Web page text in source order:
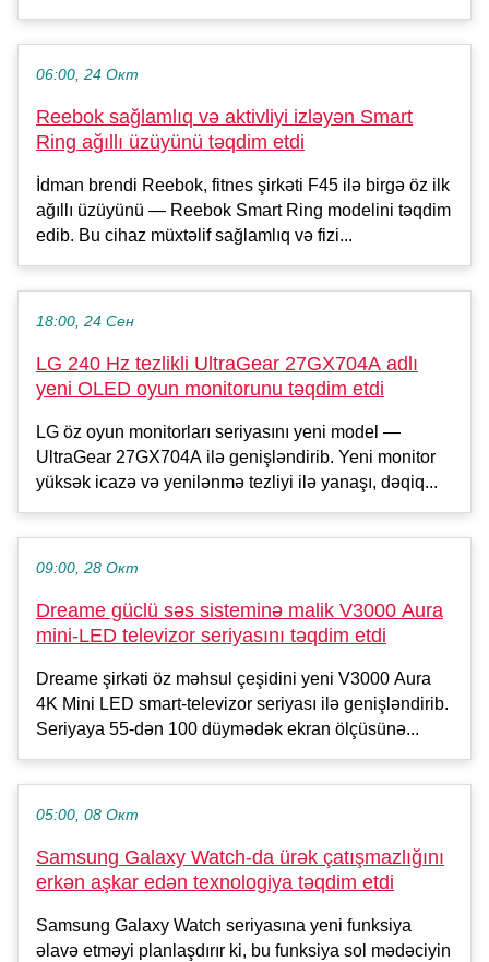
06:00, 24 Окт
Reebok sağlamlıq və aktivliyi izləyən Smart
Ring ağıllı üzüyünü təqdim etdi
İdman brendi Reebok, fitnes şirkəti F45 ilə birgə öz ilk
ağıllı üzüyünü — Reebok Smart Ring modelini təqdim
edib. Bu cihaz müxtəlif sağlamlıq və fizi...
18:00, 24 Сен
LG 240 Hz tezlikli UltraGear 27GX704A adlı
yeni OLED oyun monitorunu təqdim etdi
LG öz oyun monitorları seriyasını yeni model —
UltraGear 27GX704A ilə genişləndirib. Yeni monitor
yüksək icazə və yenilənmə tezliyi ilə yanaşı, dəqiq...
09:00, 28 Окт
Dreame güclü səs sisteminə malik V3000 Aura
mini-LED televizor seriyasını təqdim etdi
Dreame şirkəti öz məhsul çeşidini yeni V3000 Aura
4K Mini LED smart-televizor seriyası ilə genişləndirib.
Seriyaya 55-dən 100 düymədək ekran ölçüsünə...
05:00, 08 Окт
Samsung Galaxy Watch-da ürək çatışmazlığını
erkən aşkar edən texnologiya təqdim etdi
Samsung Galaxy Watch seriyasına yeni funksiya
əlavə etməyi planlaşdırır ki, bu funksiya sol mədəciyin